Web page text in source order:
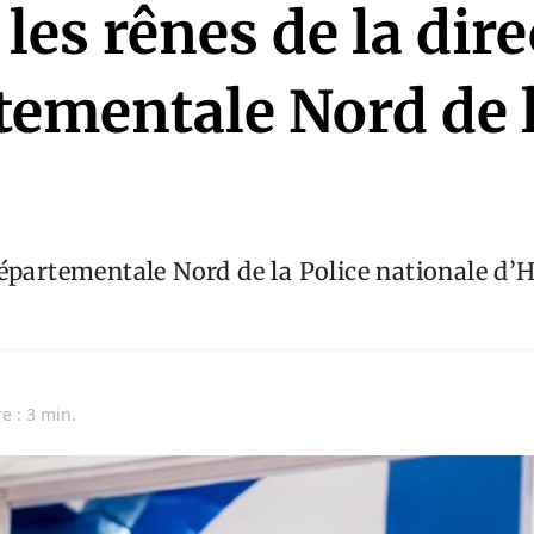
rênes de la
Nord de
Nord de la Police nationale
: 3 min.